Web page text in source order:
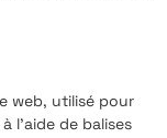
web, utilisé pour
l’aide de balises